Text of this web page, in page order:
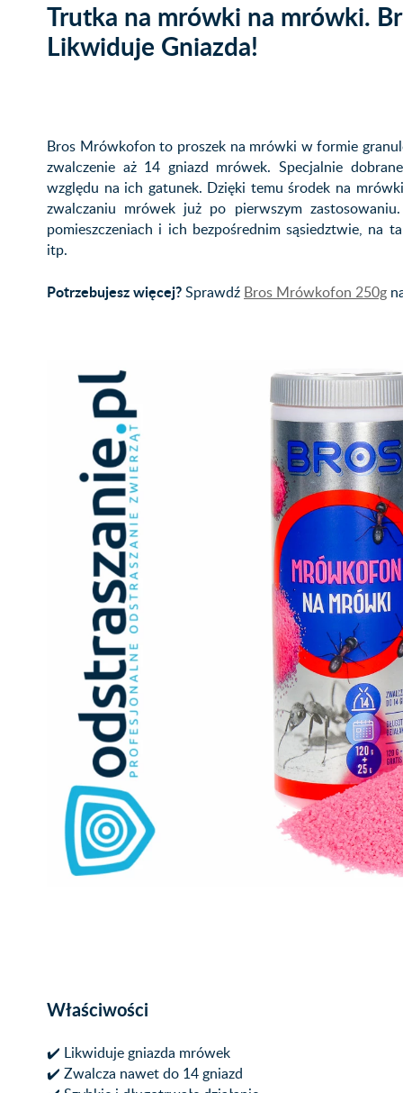
Trutka na mrówki na mrówki.
Likwiduje Gniazda!
Bros Mrówkofon to proszek na mrówki w formie
zwalczenie aż 14 gniazd mrówek. Specjalnie
względu na ich gatunek. Dzięki temu środek na
zwalczaniu mrówek już po pierwszym
pomieszczeniach i ich bezpośrednim sąsiedztwie, na
itp.
Potrzebujesz więcej?Sprawdź Bros Mrówkofon 250g
Właściwości
✔️ Likwiduje gniazda mrówek
✔️ Zwalcza nawet do 14 gniazd